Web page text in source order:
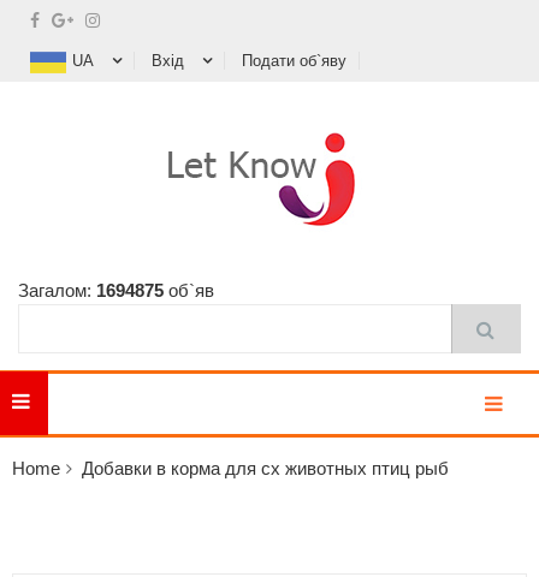
UA Вхід Подати об`яву
Загалом: 1694875 об`яв
Home Добавки в корма для сх животных птиц рыб